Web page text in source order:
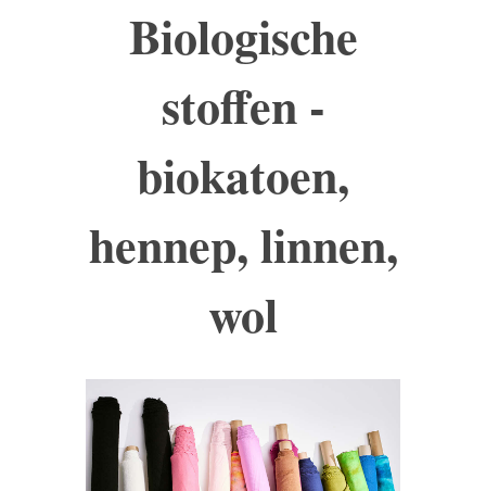
Biologische
stoffen -
biokatoen,
hennep, linnen,
wol